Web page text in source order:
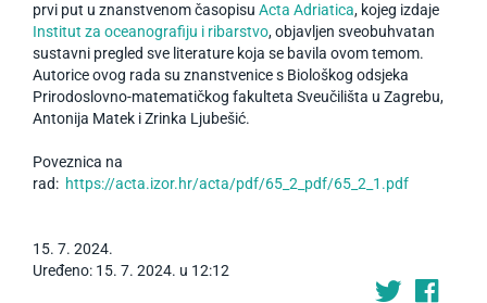
prvi put u znanstvenom časopisu Acta Adriatica, kojeg izdaje
Institut za oceanografiju i ribarstvo, objavljen sveobuhvatan
sustavni pregled sve literature koja se bavila ovom temom.
Autorice ovog rada su znanstvenice s Biološkog odsjeka
Prirodoslovno-matematičkog fakulteta Sveučilišta u Zagrebu,
Antonija Matek i Zrinka Ljubešić.
Poveznica na
rad: https://acta.izor.hr/acta/pdf/65_2_pdf/65_2_1.pdf
15. 7. 2024.
Uređeno: 15. 7. 2024. u 12:12